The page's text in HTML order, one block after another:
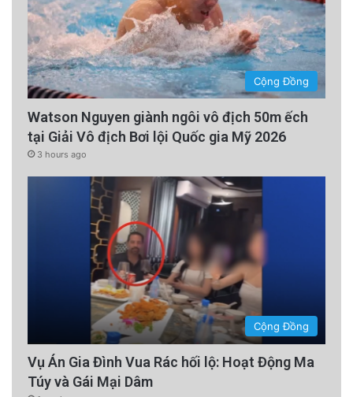
Cộng Đồng
Watson Nguyen giành ngôi vô địch 50m ếch
tại Giải Vô địch Bơi lội Quốc gia Mỹ 2026
3 hours ago
Cộng Đồng
Vụ Án Gia Đình Vua Rác hối lộ: Hoạt Động Ma
Túy và Gái Mại Dâm